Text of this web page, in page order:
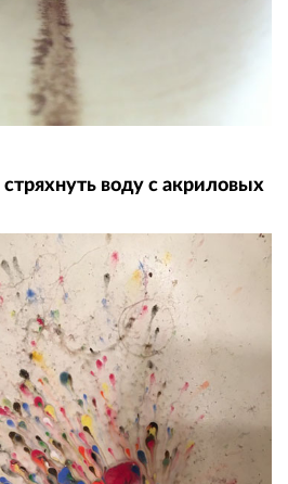
воду с акриловых